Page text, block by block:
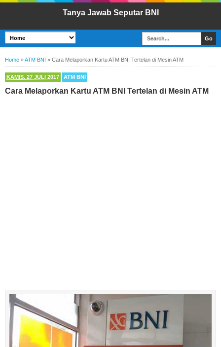
Tanya Jawab Seputar BNI
Home »ATM BNI » Cara Melaporkan Kartu ATM BNI Tertelan di Mesin ATM
KAMIS, 27 JULI 2017 ATM BNI
Cara Melaporkan Kartu ATM BNI Tertelan di Mesin ATM